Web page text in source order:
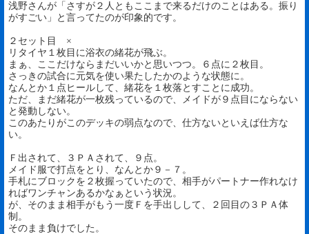
浅野さんが「さすが２人ともここまで来るだけのことはある。振り
がすごい」と言ってたのが印象的です。
２セット目 ×
リタイヤ１枚目に浴衣の緒花が飛ぶ。
まぁ、ここだけならまだいいかと思いつつ。６点に２枚目。
さっきの試合に元気を使い果たしたかのような状態に。
なんとか１点ヒールして、緒花を１枚落とすことに成功。
ただ、まだ緒花が一枚残っているので、メイドが９点目にならない
と発動しない。
このあたりがこのデッキの弱点なので、仕方ないといえば仕方な
い。
Ｆ出されて、３ＰＡされて、９点。
メイド服で打点をとり、なんとか９－７。
手札にブロックを２枚握っていたので、相手がパートナー作れなけ
ればワンチャンあるかなぁという状況。
が、そのまま相手がもう一度Ｆを手出しして、２回目の３ＰＡ体
制。
そのまま負けでした。